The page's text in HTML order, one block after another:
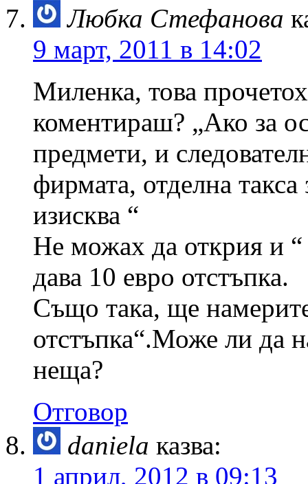
Любка Стефанова
9 март, 2011 в 14:02
Миленка, това
коментираш? „Ако за
предмети, и
фирмата, отделна
изисква “
Не можах да открия и “
дава 10 евро отстъпка.
Също така, ще
отстъпка“.Може ли да
неща?
Отговор
daniela казва:
1 април, 2012 в 09:13